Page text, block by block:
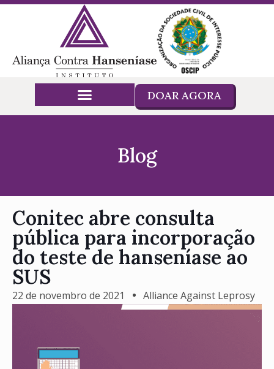
DOAR AGORA
Blog
Conitec abre consulta
pública para incorporação
do teste de hanseníase ao
SUS
22 de novembro de 2021 Alliance Against Leprosy